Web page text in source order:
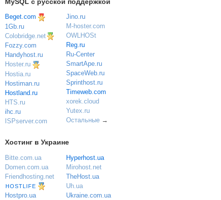
Beget.com
1Gb.ru
Colobridge.net
Fozzy.com
Handyhost.ru
Hoster.ru
Hostia.ru
Hostiman.ru
Hostland.ru
HTS.ru
ihc.ru
ISPserver.com
Jino.ru
M-hoster.com
OWLHOSt
Reg.ru
Ru-Center
SmartApe.ru
SpaceWeb.ru
Sprinthost.ru
Timeweb.com
xorek.cloud
Yutex.ru
Остальные→
Хостинг в Украине
Bitte.com.ua
Domen.com.ua
Friendhosting.net
HOSTLIFE
Hostpro.ua
Hyperhost.ua
Mirohost.net
TheHost.ua
Uh.ua
Ukraine.com.ua